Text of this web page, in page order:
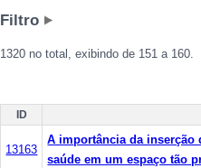
Filtro
1320 no total, exibindo de 151 a 160.
ID
13163
A importância da inserção
saúde em um espaço tão